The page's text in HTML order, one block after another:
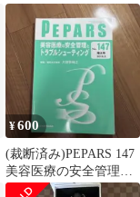
酒場
¥600
(裁断済み)PEPARS 147
美容医療の安全管理と
トラブルシューティン